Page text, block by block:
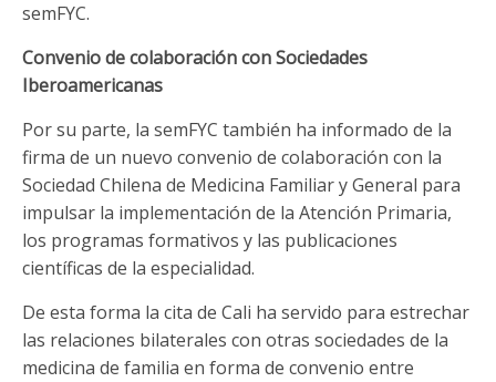
semFYC.
Convenio de colaboración con Sociedades
Iberoamericanas
Por su parte, la semFYC también ha informado de la
firma de un nuevo convenio de colaboración con la
Sociedad Chilena de Medicina Familiar y General para
impulsar la implementación de la Atención Primaria,
los programas formativos y las publicaciones
científicas de la especialidad.
De esta forma la cita de Cali ha servido para estrechar
las relaciones bilaterales con otras sociedades de la
medicina de familia en forma de convenio entre